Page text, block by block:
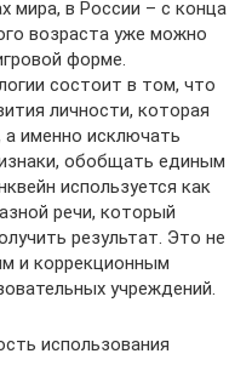
мира, в России – с конца
возраста уже можно
форме.
состоит в том, что
личности, которая
именно исключать
обобщать единым
используется как
речи, который
результат. Это не
и коррекционным
учреждений.
использования